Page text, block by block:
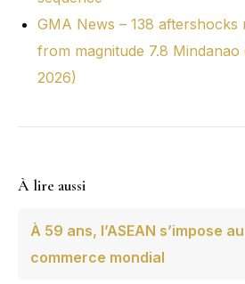
GMA News – 138
from magnitude 7.8
2026)
À lire aussi
À 59 ans, l’ASEAN s’impose
commerce mondial